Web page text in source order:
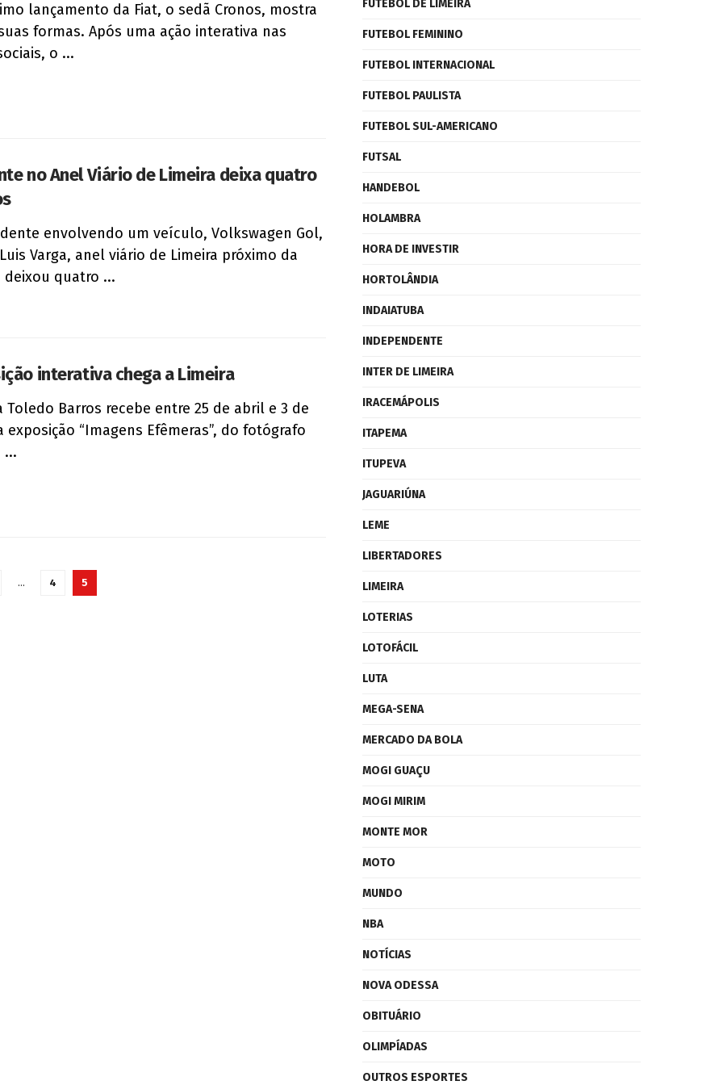
lançamento da Fiat, o sedã Cronos, mostra
formas. Após uma ação interativa nas
o ...
no Anel Viário de Limeira deixa quatro
envolvendo um veículo, Volkswagen Gol,
Varga, anel viário de Limeira próximo da
deixou quatro ...
interativa chega a Limeira
Toledo Barros recebe entre 25 de abril e 3 de
exposição “Imagens Efêmeras”, do fotógrafo
...
… 4 5
FUTEBOL DE LIMEIRA
FUTEBOL FEMININO
FUTEBOL INTERNACIONAL
FUTEBOL PAULISTA
FUTEBOL SUL-AMERICANO
FUTSAL
HANDEBOL
HOLAMBRA
HORA DE INVESTIR
HORTOLÂNDIA
INDAIATUBA
INDEPENDENTE
INTER DE LIMEIRA
IRACEMÁPOLIS
ITAPEMA
ITUPEVA
JAGUARIÚNA
LEME
LIBERTADORES
LIMEIRA
LOTERIAS
LOTOFÁCIL
LUTA
MEGA-SENA
MERCADO DA BOLA
MOGI GUAÇU
MOGI MIRIM
MONTE MOR
MOTO
MUNDO
NBA
NOTÍCIAS
NOVA ODESSA
OBITUÁRIO
OLIMPÍADAS
OUTROS ESPORTES